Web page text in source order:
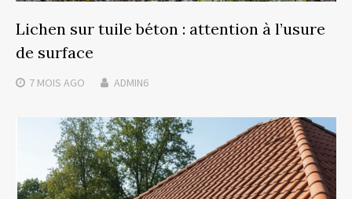
Lichen sur tuile béton : attention à l’usure
de surface
7 MOIS AGO ADMIN6